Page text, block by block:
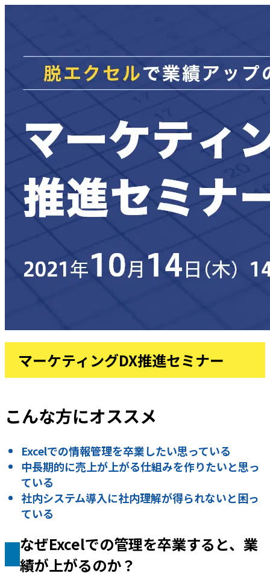
マーケティングDX推進セミナー
こんな方にオススメ
Excelでの情報管理を卒業したい思っている
中長期的に売上が上がる仕組みを作りたいと思っ
ている
社内システム導入に社内理解が得られないと困っ
ている
なぜExcelでの管理を卒業すると、業
績が上がるのか？